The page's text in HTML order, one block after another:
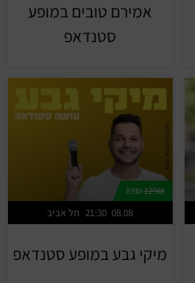
אמירם טובים במופע
סטנדאפ
129₪
89₪
תל אביב 21:30 08.08
מיקי גבע במופע סטנדאפ